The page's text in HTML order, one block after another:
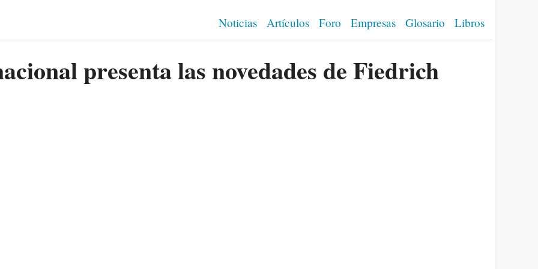
Noticias Artículos Foro Empresas Glosario Libros
presenta las novedades de Fiedrich